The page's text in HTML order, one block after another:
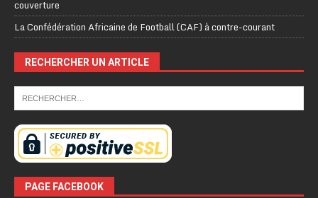
couverture
La Confédération Africaine de Football (CAF) à contre-courant
RECHERCHER UN ARTICLE
PAGE FACEBOOK